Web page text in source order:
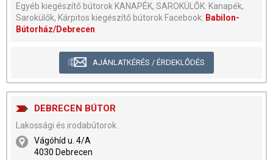
Egyéb kiegészítő bútorok KANAPÉK, SAROKÜLŐK: Kanapék,
Sarokülők, Kárpitos kiegészítő bútorok Facebook: Babilon-
Bútorház/Debrecen
AJÁNLATKÉRÉS / ÉRDEKLŐDÉS
DEBRECEN BÚTOR
Lakossági és irodabútorok.
Vágóhíd u. 4/A
4030 Debrecen